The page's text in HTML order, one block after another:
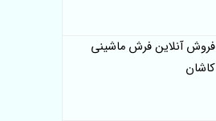
فروش آنلاین فرش ماشینی
کاشان